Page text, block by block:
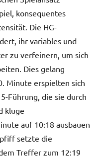
konsequentes
Die HG-
ihr variables und
zu verfeinern, um sich
Dies gelang
Minute erspielten sich
Führung, die sie durch
kluge
auf 10:18 ausbauen
setzte die
Treffer zum 12:19